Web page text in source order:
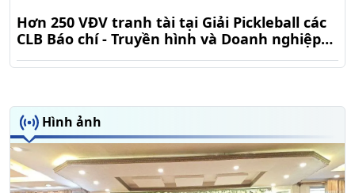
thông, kết nối doanh nghiệp và phát triển
Hơn 250 VĐV tranh tài tại Giải Pickleball các
CLB Báo chí - Truyền hình và Doanh nghiệp
toàn quốc lần thứ I
Hình ảnh